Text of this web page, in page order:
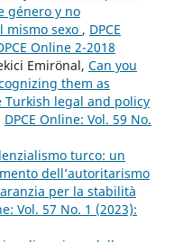
género y no
mismo sexo , DPCE
Online 2-2018
Emirönal, Can you
them as
legal and policy
DPCE Online: Vol. 59 No.
turco: un
dell’autoritarismo
per la stabilità
Vol. 57 No. 1 (2023):